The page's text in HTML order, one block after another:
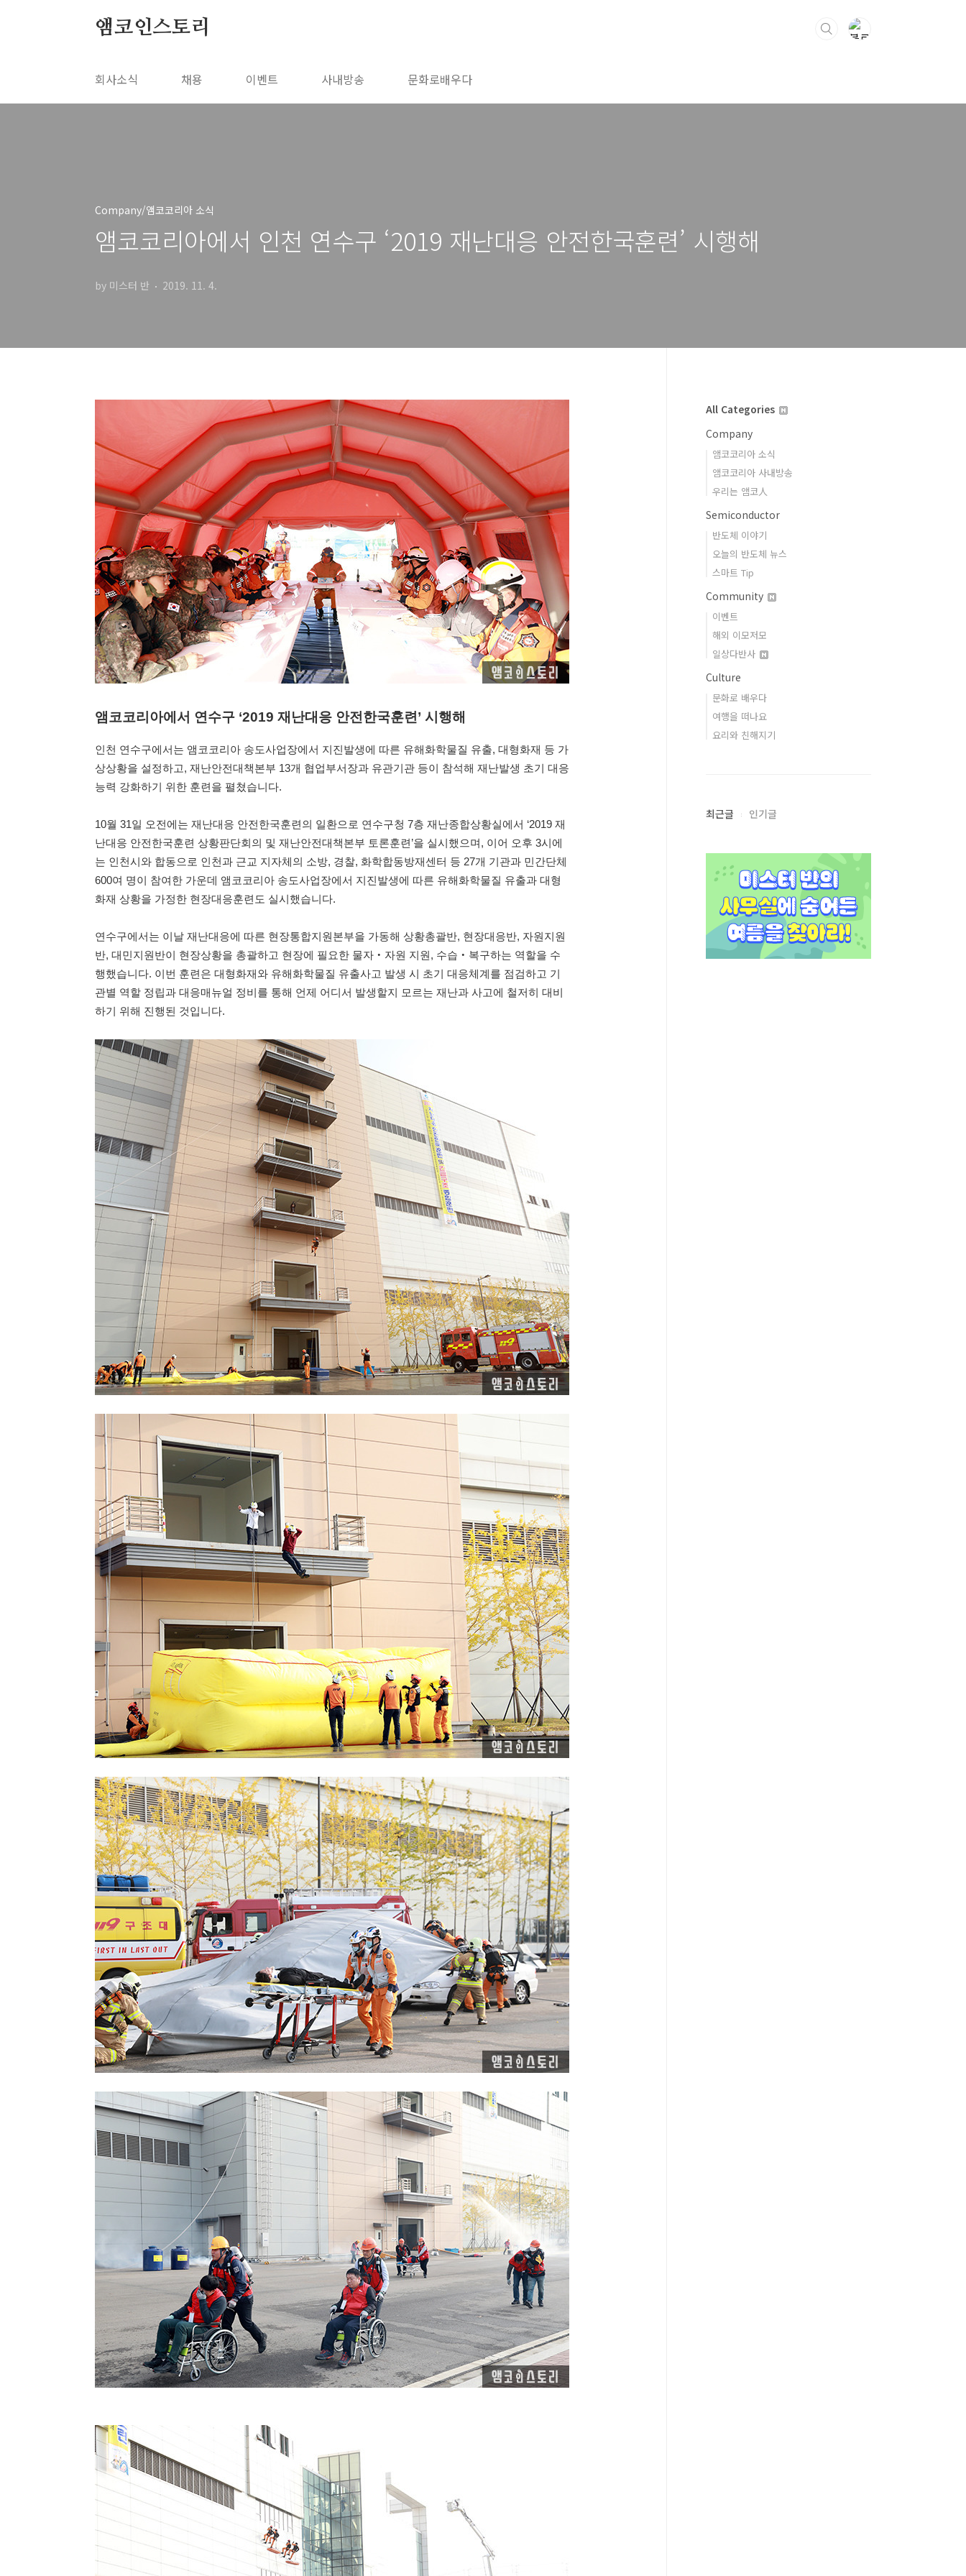
앰코인스토리
회사소식 채용 이벤트 사내방송 문화로배우다
Company/앰코코리아 소식
앰코코리아에서 인천 연수구 ‘2019 재난대응 안전한국훈련’ 시행해
by 미스터 반 2019. 11. 4.
앰코코리아에서 연수구 ‘2019 재난대응 안전한국훈련’ 시행해
인천 연수구에서는 앰코코리아 송도사업장에서 지진발생에 따른 유해화학물질 유출, 대형화재 등 가
상상황을 설정하고, 재난안전대책본부 13개 협업부서장과 유관기관 등이 참석해 재난발생 초기 대응
능력 강화하기 위한 훈련을 펼쳤습니다.
10월 31일 오전에는 재난대응 안전한국훈련의 일환으로 연수구청 7층 재난종합상황실에서 ‘2019 재
난대응 안전한국훈련 상황판단회의 및 재난안전대책본부 토론훈련’을 실시했으며, 이어 오후 3시에
는 인천시와 합동으로 인천과 근교 지자체의 소방, 경찰, 화학합동방재센터 등 27개 기관과 민간단체
600여 명이 참여한 가운데 앰코코리아 송도사업장에서 지진발생에 따른 유해화학물질 유출과 대형
화재 상황을 가정한 현장대응훈련도 실시했습니다.
연수구에서는 이날 재난대응에 따른 현장통합지원본부을 가동해 상황총괄반, 현장대응반, 자원지원
반, 대민지원반이 현장상황을 총괄하고 현장에 필요한 물자‧자원 지원, 수습‧복구하는 역할을 수
행했습니다. 이번 훈련은 대형화재와 유해화학물질 유출사고 발생 시 초기 대응체계를 점검하고 기
관별 역할 정립과 대응매뉴얼 정비를 통해 언제 어디서 발생할지 모르는 재난과 사고에 철저히 대비
하기 위해 진행된 것입니다.
All Categories
Company
앰코코리아 소식
앰코코리아 사내방송
우리는 앰코人
Semiconductor
반도체 이야기
오늘의 반도체 뉴스
스마트 Tip
Community
이벤트
해외 이모저모
일상다반사
Culture
문화로 배우다
여행을 떠나요
요리와 친해지기
최근글 인기글